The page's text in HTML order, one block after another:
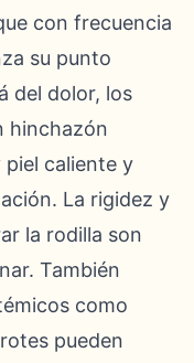
con frecuencia
su punto
del dolor, los
hinchazón
caliente y
La rigidez y
la rodilla son
También
como
pueden